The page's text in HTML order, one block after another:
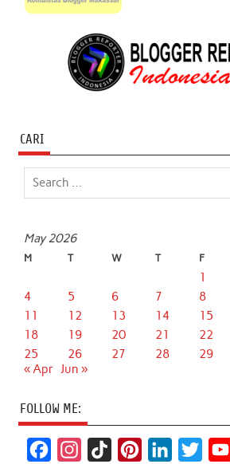
CARI
May 2026
M T W T F
1
4
5 6 7 8
11
12 13 14 15
18
19 20 21 22
25
26 27 28 29
« Apr Jun »
FOLLOW ME: